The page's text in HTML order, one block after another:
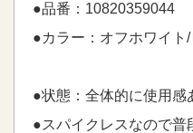
●品番：10820359044
●カラー：オフホワイト/
●状態：全体的に使用感
●スパイクレスなので普